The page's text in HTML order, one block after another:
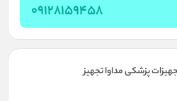
09128159458
پزشکی مداوا تجهیز